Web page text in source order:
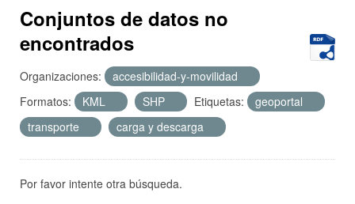
Acerca de
Conjuntos de datos no
encontrados
Organizaciones:
accesibilidad-y-movilidad
Formatos:
KML SHP Etiquetas:
geoportal
transporte
carga y descarga
Por favor intente otra búsqueda.